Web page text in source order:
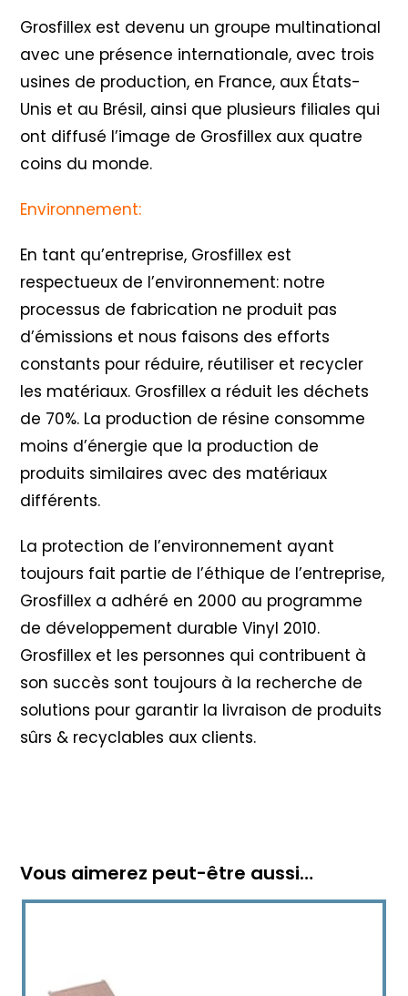
Grosfillex est devenu un groupe multinational
avec une présence internationale, avec trois
usines de production, en France, aux États-
Unis et au Brésil, ainsi que plusieurs filiales qui
ont diffusé l’image de Grosfillex aux quatre
coins du monde.
Environnement:
En tant qu’entreprise, Grosfillex est
respectueux de l’environnement: notre
processus de fabrication ne produit pas
d’émissions et nous faisons des efforts
constants pour réduire, réutiliser et recycler
les matériaux. Grosfillex a réduit les déchets
de 70%. La production de résine consomme
moins d’énergie que la production de
produits similaires avec des matériaux
différents.
La protection de l’environnement ayant
toujours fait partie de l’éthique de l’entreprise,
Grosfillex a adhéré en 2000 au programme
de développement durable Vinyl 2010.
Grosfillex et les personnes qui contribuent à
son succès sont toujours à la recherche de
solutions pour garantir la livraison de produits
sûrs & recyclables aux clients.
Vous aimerez peut-être aussi…